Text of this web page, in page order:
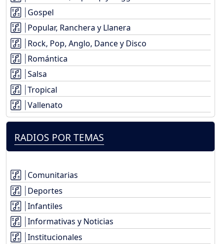
Gospel
Popular, Ranchera y Llanera
Rock, Pop, Anglo, Dance y Disco
Romántica
Salsa
Tropical
Vallenato
RADIOS POR TEMAS
Comunitarias
Deportes
Infantiles
Informativas y Noticias
Institucionales